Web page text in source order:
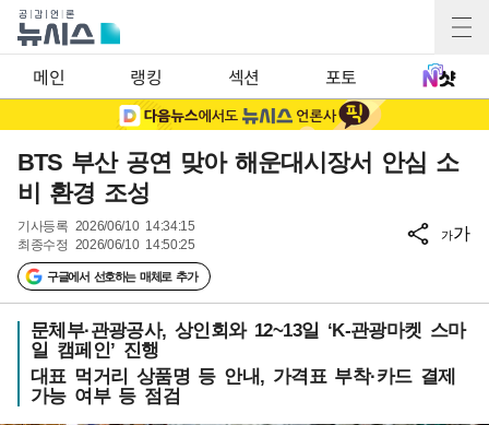
메인 랭킹 섹션 포토
BTS 부산 공연 맞아 해운대시장서 안심 소
비 환경 조성
기사등록 2026/06/10 14:34:15
최종수정 2026/06/10 14:50:25
구글에서 선호하는 매체로 추가
가가
문체부·관광공사, 상인회와 12~13일 ‘K-관광마켓 스마
일 캠페인’ 진행
대표 먹거리 상품명 등 안내, 가격표 부착·카드 결제
가능 여부 등 점검